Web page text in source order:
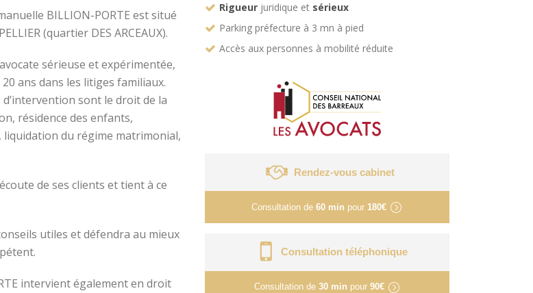
BILLION-PORTE est situé
(quartier DES ARCEAUX).
sérieuse et expérimentée,
ans dans les litiges familiaux.
sont le droit de la
résidence des enfants,
du régime matrimonial,
de ses clients et tient à ce
utiles et défendra au mieux
intervient également en droit
Rigueur juridique et sérieux
Parking préfecture à 3 mn à pied
Accès aux personnes à mobilité réduite
Rendez-vous cabinet
Consultation de60 min pour 180€
Consultation téléphonique
Consultation de 30 min pour 90€